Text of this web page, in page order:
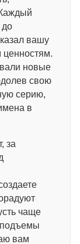
до
вашу
новые
свою
серию,
в
за
чаще
подъемы
вам